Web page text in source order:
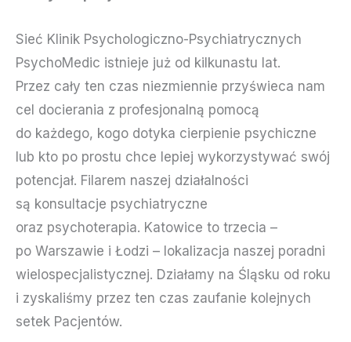
Sieć Klinik Psychologiczno-Psychiatrycznych
PsychoMedic istnieje już od kilkunastu lat.
Przez cały ten czas niezmiennie przyświeca nam
cel docierania z profesjonalną pomocą
do każdego, kogo dotyka cierpienie psychiczne
lub kto po prostu chce lepiej wykorzystywać swój
potencjał. Filarem naszej działalności
są konsultacje psychiatryczne
oraz psychoterapia. Katowice to trzecia –
po Warszawie i Łodzi – lokalizacja naszej poradni
wielospecjalistycznej. Działamy na Śląsku od roku
i zyskaliśmy przez ten czas zaufanie kolejnych
setek Pacjentów.